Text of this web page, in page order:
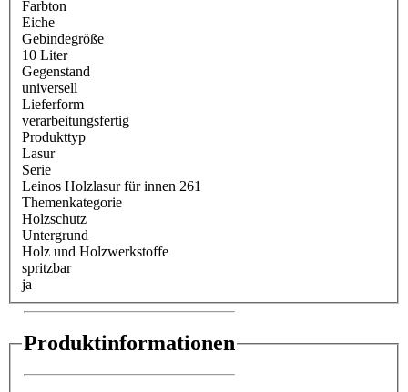
Farbton
Eiche
Gebindegröße
10 Liter
Gegenstand
universell
Lieferform
verarbeitungsfertig
Produkttyp
Lasur
Serie
Leinos Holzlasur für innen 261
Themenkategorie
Holzschutz
Untergrund
Holz und Holzwerkstoffe
spritzbar
ja
Produktinformationen